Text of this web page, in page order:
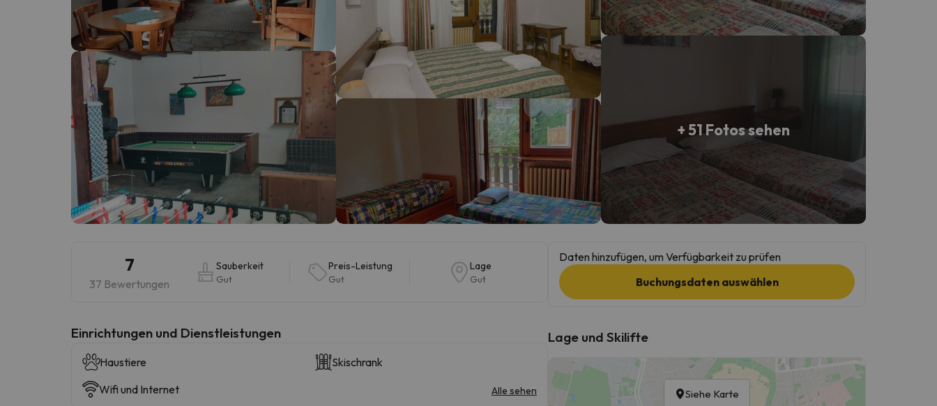
Oops, wir haben keine Ergebnisse gefunden, die Ihrer Suche entsprechen. Versuchen Sie, das Ziel zu ändern.
Es sieht so aus, als hätte sich unser Sucher verirrt. Sobald er seinen Kompass gefunden hat, wird er zurück sein.
+ 51 Fotos sehen
7
37 Bewertungen
Sauberkeit
Gut
Preis-Leistung
Gut
Lage
Gut
​Einrichtungen und Dienstleistungen
Haustiere
Skischrank
Wifi und Internet
Alle sehen
Daten hinzufügen, um Verfügbarkeit zu prüfen
Buchungsdaten auswählen
Lage und Skilifte
Siehe Karte